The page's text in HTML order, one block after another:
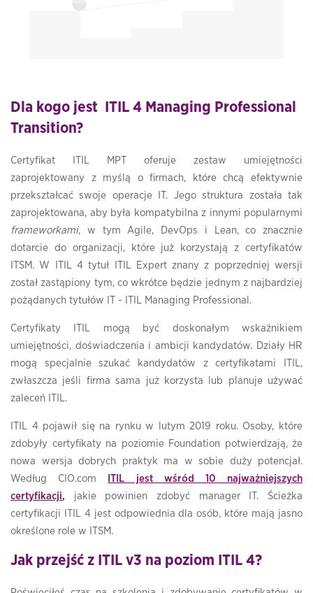
Dla kogo jest ITIL 4 Managing Professional
Transition?
Certyfikat ITIL MPT oferuje zestaw umiejętności
zaprojektowany z myślą o firmach, które chcą efektywnie
przekształcać swoje operacje IT. Jego struktura została tak
zaprojektowana, aby była kompatybilna z innymi popularnymi
frameworkami, w tym Agile, DevOps i Lean, co znacznie
dotarcie do organizacji, które już korzystają z certyfikatów
ITSM. W ITIL 4 tytuł ITIL Expert znany z poprzedniej wersji
został zastąpiony tym, co wkrótce będzie jednym z najbardziej
pożądanych tytułów IT - ITIL Managing Professional.
Certyfikaty ITIL mogą być doskonałym wskaźnikiem
umiejętności, doświadczenia i ambicji kandydatów. Działy HR
mogą specjalnie szukać kandydatów z certyfikatami ITIL,
zwłaszcza jeśli firma sama już korzysta lub planuje używać
zaleceń ITIL.
ITIL 4 pojawił się na rynku w lutym 2019 roku. Osoby, które
zdobyły certyfikaty na poziomie Foundation potwierdzają, że
nowa wersja dobrych praktyk ma w sobie duży potencjał.
Według CIO.com
ITIL jest wśród 10 najważniejszych
certyfikacji, jakie powinien zdobyć manager IT. Ścieżka
certyfikacji ITIL 4 jest odpowiednia dla osób, które mają jasno
określone role w ITSM.
Jak przejść z ITIL v3 na poziom ITIL 4?